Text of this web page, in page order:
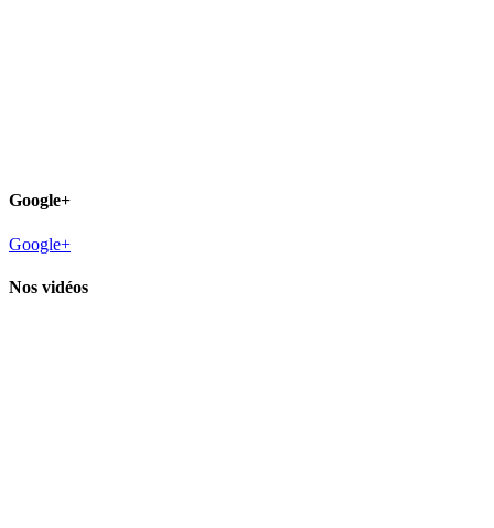
Google+
Google+
Nos vidéos